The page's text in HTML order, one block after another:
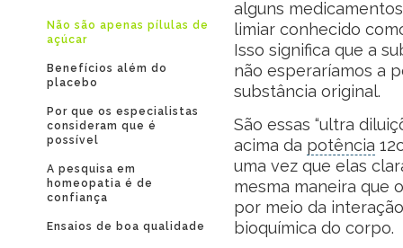
Não são apenas pílulas de
açúcar
Benefícios além do
placebo
Por que os especialistas
consideram que é
possível
A pesquisa em
homeopatia é de
confiança
Ensaios de boa qualidade
alguns
limiar conhecido
Isso significa que a
não esperaríamos a
substância original.
São essas “ultra
acima da potência
uma vez que elas
mesma maneira que
por meio da
bioquímica do corpo.